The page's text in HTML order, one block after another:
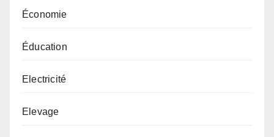
Économie
Éducation
Electricité
Elevage